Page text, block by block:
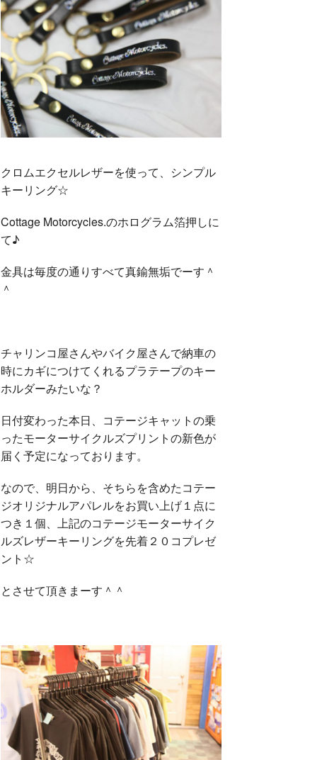
クロムエクセルレザーを使って、シンプル
キーリング☆
Cottage Motorcycles.のホログラム箔押しに
て♪
金具は毎度の通りすべて真鍮無垢でーす＾
＾
チャリンコ屋さんやバイク屋さんで納車の
時にカギにつけてくれるプラテープのキー
ホルダーみたいな？
日付変わった本日、コテージキャットの乗
ったモーターサイクルズプリントの新色が
届く予定になっております。
なので、明日から、そちらを含めたコテー
ジオリジナルアパレルをお買い上げ１点に
つき１個、上記のコテージモーターサイク
ルズレザーキーリングを先着２０コプレゼ
ント☆
とさせて頂きまーす＾＾